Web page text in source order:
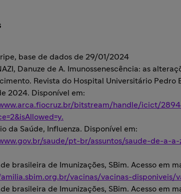
base de dados de 29/01/2024
Danuze de A. Imunossenescência: as
Revista do Hospital Universitário Pedro
2024. Disponível em:
bitstream/handle/icict/
da Saúde, Influenza. Disponível em:
saude/pt-br/assuntos/saude-de-a-
brasileira de Imunizações, SBim. Acesso em
vacinas/vacinas-disponiveis/
brasileira de Imunizações, SBim. Acesso em